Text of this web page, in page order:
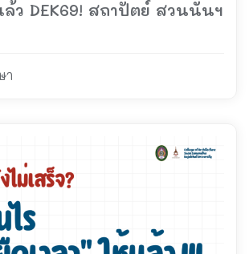
ว DEK69! สถาปัตย์ สวนนันฯ
า